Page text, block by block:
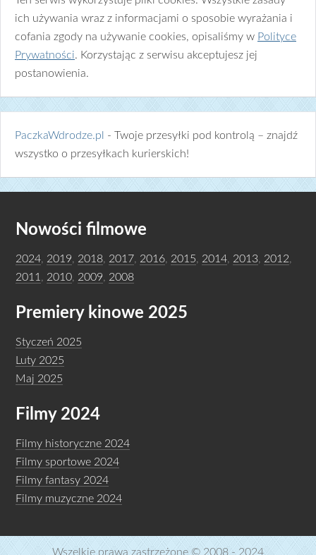
ich używania wraz z informacjami o sposobie wyrażania i
cofania zgody na używanie cookies, opisaliśmy w Polityce
Prywatności. Korzystając z serwisu akceptujesz jej
postanowienia.
PaczkaWdrodze.pl
- Twoje przesyłki pod kontrolą – znajdź
wszystko o przesyłkach kurierskich!
Nowości filmowe
2024 2019 2018 2017 2016 2015 2014 2013 2012
2011
2010 2009 2008
Premiery kinowe 2025
Styczeń 2025
Luty 2025
Maj 2025
Filmy 2024
Filmy historyczne 2024
Filmy sportowe 2024
Filmy fantasy 2024
Filmy muzyczne 2024
Wszelkie prawa zastrzeżone © 2008 - 2024